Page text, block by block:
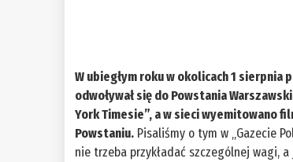
W ubiegłym roku w okolicach 1
odwoływał się do Powstania
York Timesie”, a w sieci wyemitowano
Powstaniu. Pisaliśmy o tym w „Gazecie
nie trzeba przykładać szczególnej wagi,